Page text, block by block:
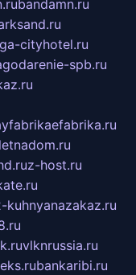
bandamn.ru
cityhotel.ru
spb.ru
z-host.ru
kuhnyanazakaz.ru
vlknrussia.ru
bankaribi.ru